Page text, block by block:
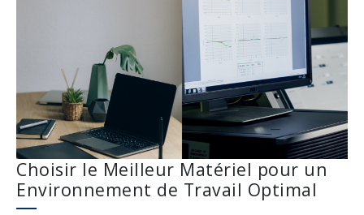
Choisir le Meilleur Matériel pour un
Environnement de Travail Optimal